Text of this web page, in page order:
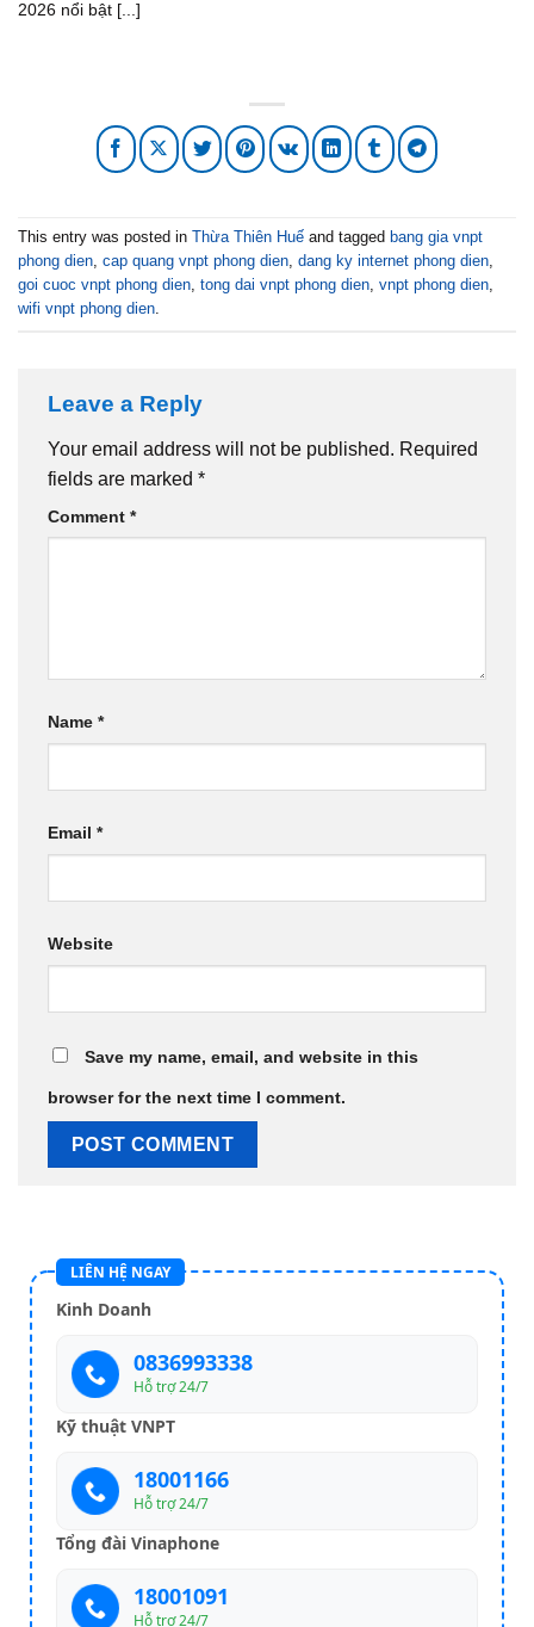
2026 nổi bật [...]
This entry was posted in Thừa Thiên Huế and tagged bang gia vnpt
phong dien, cap quang vnpt phong dien, dang ky internet phong dien,
goi cuoc vnpt phong dien, tong dai vnpt phong dien, vnpt phong dien,
wifi vnpt phong dien.
Leave a Reply
Your email address will not be published. Required
fields are marked *
Comment *
Name *
Email *
Website
Save my name, email, and website in this
browser for the next time I comment.
LIÊN HỆ NGAY
Kinh Doanh
0836993338
Hỗ trợ 24/7
Kỹ thuật VNPT
18001166
Hỗ trợ 24/7
Tổng đài Vinaphone
18001091
Hỗ trợ 24/7